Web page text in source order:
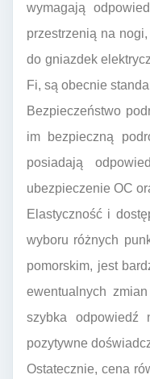
wymagają
przestrzenią na
do gniazdek
Fi, są obecnie
Bezpieczeństwo
im bezpieczną
posiadają
ubezpieczenie OC
Elastyczność i
wyboru różnych
pomorskim, jest
ewentualnych
szybka odpowiedź
pozytywne
Ostatecznie, cena